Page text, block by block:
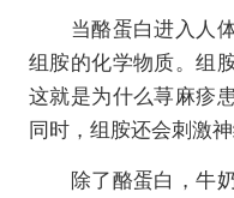
当酪蛋白进入人体
组胺的化学物质。组
这就是为什么荨麻疹
同时，组胺还会刺激
除了酪蛋白，牛奶